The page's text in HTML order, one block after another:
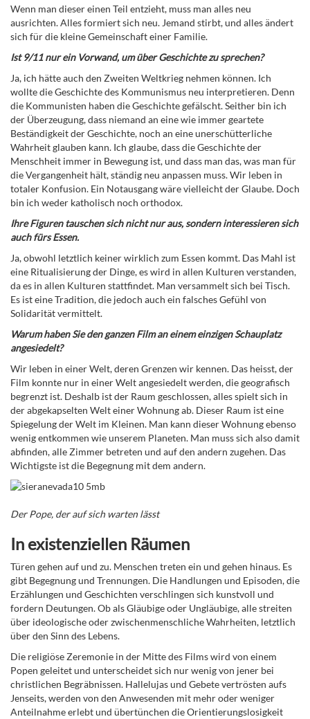
Wenn man dieser einen Teil entzieht, muss man alles neu
ausrichten. Alles formiert sich neu. Jemand stirbt, und alles ändert
sich für die kleine Gemeinschaft einer Familie.
Ist 9/11 nur ein Vorwand, um über Geschichte zu sprechen?
Ja, ich hätte auch den Zweiten Weltkrieg nehmen können. Ich
wollte die Geschichte des Kommunismus neu interpretieren. Denn
die Kommunisten haben die Geschichte gefälscht. Seither bin ich
der Überzeugung, dass niemand an eine wie immer geartete
Beständigkeit der Geschichte, noch an eine unerschütterliche
Wahrheit glauben kann. Ich glaube, dass die Geschichte der
Menschheit immer in Bewegung ist, und dass man das, was man für
die Vergangenheit hält, ständig neu anpassen muss. Wir leben in
totaler Konfusion. Ein Notausgang wäre vielleicht der Glaube. Doch
bin ich weder katholisch noch orthodox.
Ihre Figuren tauschen sich nicht nur aus, sondern interessieren sich
auch fürs Essen.
Ja, obwohl letztlich keiner wirklich zum Essen kommt. Das Mahl ist
eine Ritualisierung der Dinge, es wird in allen Kulturen verstanden,
da es in allen Kulturen stattfindet. Man versammelt sich bei Tisch.
Es ist eine Tradition, die jedoch auch ein falsches Gefühl von
Solidarität vermittelt.
Warum haben Sie den ganzen Film an einem einzigen Schauplatz
angesiedelt?
Wir leben in einer Welt, deren Grenzen wir kennen. Das heisst, der
Film konnte nur in einer Welt angesiedelt werden, die geografisch
begrenzt ist. Deshalb ist der Raum geschlossen, alles spielt sich in
der abgekapselten Welt einer Wohnung ab. Dieser Raum ist eine
Spiegelung der Welt im Kleinen. Man kann dieser Wohnung ebenso
wenig entkommen wie unserem Planeten. Man muss sich also damit
abfinden, alle Zimmer betreten und auf den andern zugehen. Das
Wichtigste ist die Begegnung mit dem andern.
Der Pope, der auf sich warten lässt
In existenziellen Räumen
Türen gehen auf und zu. Menschen treten ein und gehen hinaus. Es
gibt Begegnung und Trennungen. Die Handlungen und Episoden, die
Erzählungen und Geschichten verschlingen sich kunstvoll und
fordern Deutungen. Ob als Gläubige oder Ungläubige, alle streiten
über ideologische oder zwischenmenschliche Wahrheiten, letztlich
über den Sinn des Lebens.
Die religiöse Zeremonie in der Mitte des Films wird von einem
Popen geleitet und unterscheidet sich nur wenig von jener bei
christlichen Begräbnissen. Hallelujas und Gebete vertrösten aufs
Jenseits, werden von den Anwesenden mit mehr oder weniger
Anteilnahme erlebt und übertünchen die Orientierungslosigkeit